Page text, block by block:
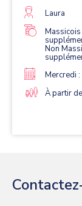
Laura
Non
Mercredi
À partir